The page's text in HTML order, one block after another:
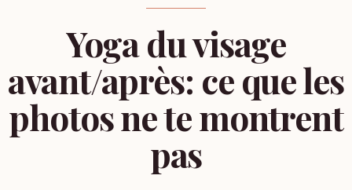
Yoga du visage
avant/après: ce que les
photos ne te montrent
pas